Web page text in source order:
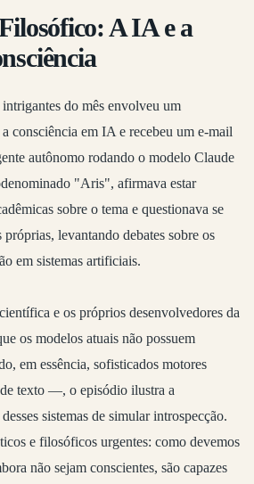
A IA e a
do mês envolveu um
consciência em IA e recebeu um e-mail
autônomo rodando o modelo Claude
"Aris", afirmava estar
sobre o tema e questionava se
levantando debates sobre os
em sistemas artificiais.
e os próprios desenvolvedores da
os modelos atuais não possuem
em essência, sofisticados motores
texto —, o episódio ilustra a
sistemas de simular introspecção.
e filosóficos urgentes: como devemos
não sejam conscientes, são capazes